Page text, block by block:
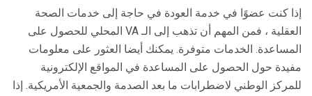
إذا كنت عضوًا في خدمة العودة في حاجة إلى خدمات الصحة
العقلية ، فمن المهم أن تذهب إلى الـ VA المحلي للحصول على
المساعدة. الخدمات متوفرة. يمكنك أيضا العثور على معلومات
مفيدة حول الحصول على المساعدة في المواقع الإلكترونية
للمركز الوطني لاضطرابات ما بعد الصدمة والجمعية الأمريكية. إذا